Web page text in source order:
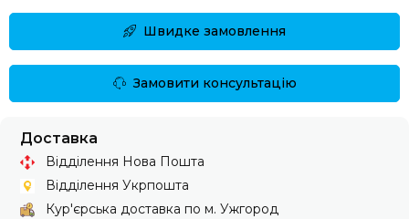
Швидке замовлення
Замовити консультацію
Доставка
Відділення Нова Пошта
Відділення Укрпошта
Кур'єрська доставка по м. Ужгород